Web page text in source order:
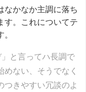
なかなか主調に落ち
す。これについてテ
と言ってハ長調で
ない、そうでなく
つきやすい冗談のよ